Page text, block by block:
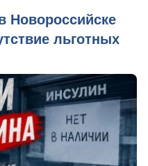
Новороссийске
льготных